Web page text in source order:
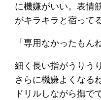
に機嫌がいい。表情
がキラキラと宿ってる
「専用なかったもん
細く長い指がうりう
さらに機嫌よくなる
ドリルしながら撫で